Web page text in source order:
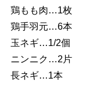
鶏もも肉…1枚
鶏手羽元…6本
玉ネギ…1/2個
ニンニク…2片
長ネギ…1本